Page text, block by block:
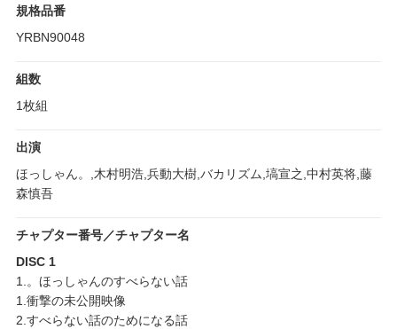
規格品番
YRBN90048
組数
1枚組
出演
ほっしゃん。,木村明浩,兵動大樹,バカリズム,塙宣之,中村英将,藤
森慎吾
チャプター番号／チャプター名
DISC 1
1.。ほっしゃんのすべらない話
1.衝撃の未公開映像
2.すべらない話のためになる話